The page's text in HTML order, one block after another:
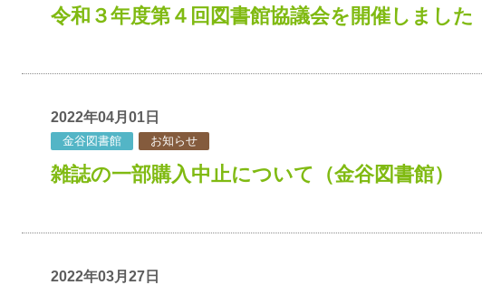
令和３年度第４回図書館協議会を開催しました
2022年04月01日
金谷図書館 お知らせ
雑誌の一部購入中止について（金谷図書館）
2022年03月27日